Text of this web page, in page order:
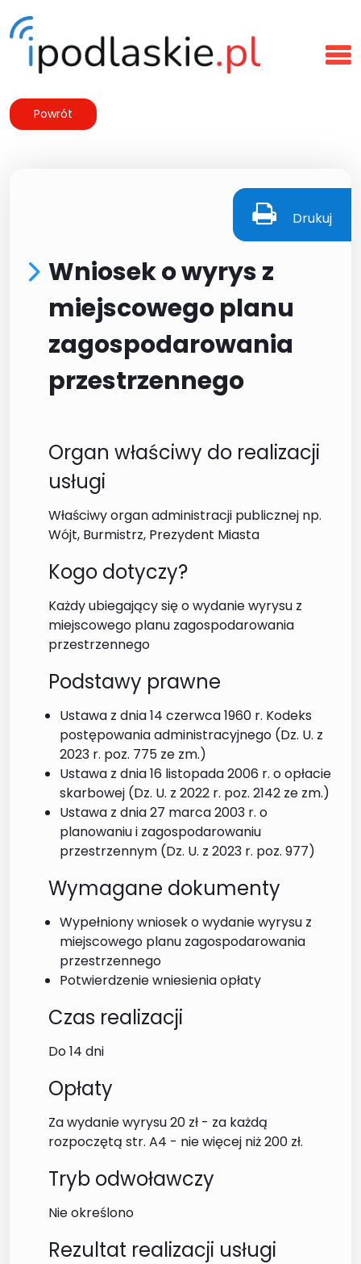
Powrót
Drukuj
Wniosek o wyrys z
miejscowego planu
zagospodarowania
przestrzennego
Organ właściwy do realizacji
usługi
Właściwy organ administracji publicznej np.
Wójt, Burmistrz, Prezydent Miasta
Kogo dotyczy?
Każdy ubiegający się o wydanie wyrysu z
miejscowego planu zagospodarowania
przestrzennego
Podstawy prawne
Ustawa z dnia 14 czerwca 1960 r. Kodeks
postępowania administracyjnego (Dz. U. z
2023 r. poz. 775 ze zm.)
Ustawa z dnia 16 listopada 2006 r. o opłacie
skarbowej (Dz. U. z 2022 r. poz. 2142 ze zm.)
Ustawa z dnia 27 marca 2003 r. o
planowaniu i zagospodarowaniu
przestrzennym (Dz. U. z 2023 r. poz. 977)
Wymagane dokumenty
Wypełniony wniosek o wydanie wyrysu z
miejscowego planu zagospodarowania
przestrzennego
Potwierdzenie wniesienia opłaty
Czas realizacji
Do 14 dni
Opłaty
Za wydanie wyrysu 20 zł - za każdą
rozpoczętą str. A4 - nie więcej niż 200 zł.
Tryb odwoławczy
Nie określono
Rezultat realizacji usługi